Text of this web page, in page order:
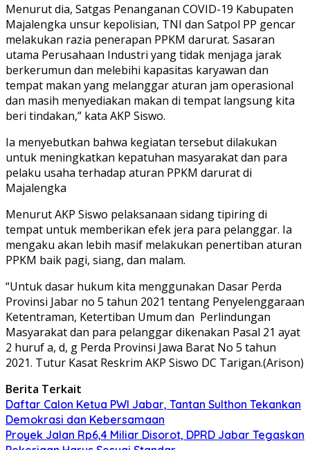
Menurut dia, Satgas Penanganan COVID-19 Kabupaten
Majalengka unsur kepolisian, TNI dan Satpol PP gencar
melakukan razia penerapan PPKM darurat. Sasaran
utama Perusahaan Industri yang tidak menjaga jarak
berkerumun dan melebihi kapasitas karyawan dan
tempat makan yang melanggar aturan jam operasional
dan masih menyediakan makan di tempat langsung kita
beri tindakan,” kata AKP Siswo.
Ia menyebutkan bahwa kegiatan tersebut dilakukan
untuk meningkatkan kepatuhan masyarakat dan para
pelaku usaha terhadap aturan PPKM darurat di
Majalengka
Menurut AKP Siswo pelaksanaan sidang tipiring di
tempat untuk memberikan efek jera para pelanggar. Ia
mengaku akan lebih masif melakukan penertiban aturan
PPKM baik pagi, siang, dan malam.
“Untuk dasar hukum kita menggunakan Dasar Perda
Provinsi Jabar no 5 tahun 2021 tentang Penyelenggaraan
Ketentraman, Ketertiban Umum dan Perlindungan
Masyarakat dan para pelanggar dikenakan Pasal 21 ayat
2 huruf a, d, g Perda Provinsi Jawa Barat No 5 tahun
2021. Tutur Kasat Reskrim AKP Siswo DC Tarigan.(Arison)
Berita Terkait
Daftar Calon Ketua PWI Jabar, Tantan Sulthon Tekankan
Demokrasi dan Kebersamaan
Proyek Jalan Rp6,4 Miliar Disorot, DPRD Jabar Tegaskan